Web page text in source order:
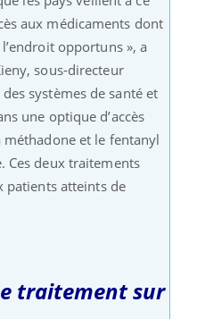
aux médicaments dont
opportuns », a
sous-directeur
systèmes de santé et
une optique d’accès
méthadone et le fentanyl
Ces deux traitements
patients atteints de
traitement sur